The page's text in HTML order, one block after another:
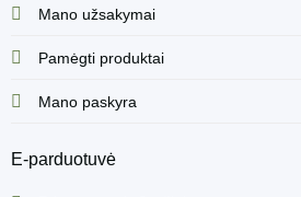
Mano užsakymai
Pamėgti produktai
Mano paskyra
E-parduotuvė